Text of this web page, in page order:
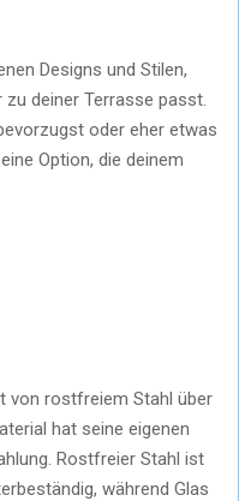
Designs und Stilen,
deiner Terrasse passt.
oder eher etwas
Option, die deinem
von rostfreiem Stahl über
hat seine eigenen
Rostfreier Stahl ist
während Glas